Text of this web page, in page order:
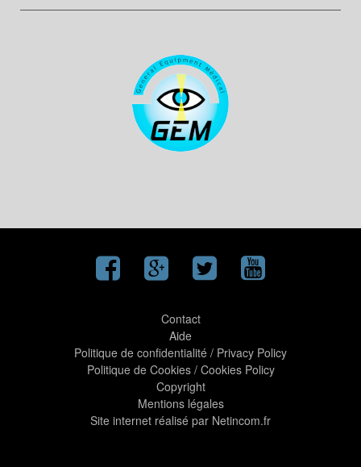
Contact
Aide
Politique de confidentialité / Privacy Policy
Politique de Cookies/ Cookies Policy
Copyright
Mentions légales
Site internet réalisé par Netincom.fr